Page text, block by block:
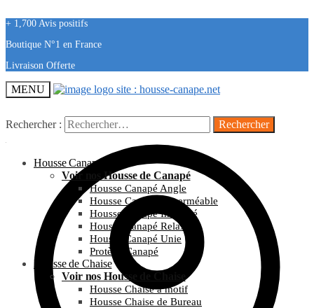
+ 1,700 Avis positifs
Boutique N°1 en France
Livraison Offerte
MENU
Rechercher :
Housse Canapé
Voir nos Housse de Canapé
Housse Canapé Angle
Housse Canapé Imperméable
Housse Canapé Imprimé
Housse Canapé Relax
Housse Canapé Unie
Protège Canapé
Housse de Chaise
Voir nos Housse de Chaise
Housse Chaise à motif
Housse Chaise de Bureau